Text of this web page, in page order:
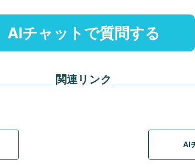
AIチャットで質問する
関連リンク
AI